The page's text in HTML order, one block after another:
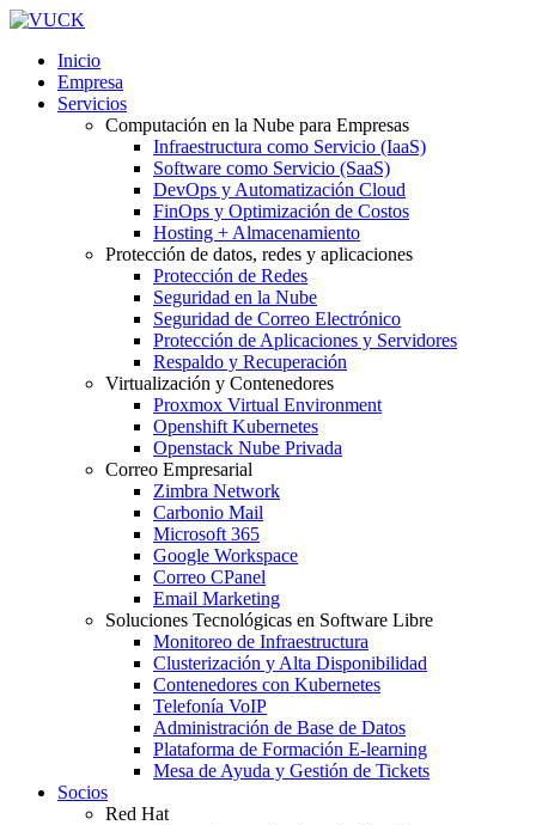
Inicio
Empresa
Servicios
Computación en la Nube para Empresas
Infraestructura como Servicio (IaaS)
Software como Servicio (SaaS)
DevOps y Automatización Cloud
FinOps y Optimización de Costos
Hosting + Almacenamiento
Protección de datos, redes y aplicaciones
Protección de Redes
Seguridad en la Nube
Seguridad de Correo Electrónico
Protección de Aplicaciones y Servidores
Respaldo y Recuperación
Virtualización y Contenedores
Proxmox Virtual Environment
Openshift Kubernetes
Openstack Nube Privada
Correo Empresarial
Zimbra Network
Carbonio Mail
Microsoft 365
Google Workspace
Correo CPanel
Email Marketing
Soluciones Tecnológicas en Software Libre
Monitoreo de Infraestructura
Clusterización y Alta Disponibilidad
Contenedores con Kubernetes
Telefonía VoIP
Administración de Base de Datos
Plataforma de Formación E-learning
Mesa de Ayuda y Gestión de Tickets
Socios
Red Hat